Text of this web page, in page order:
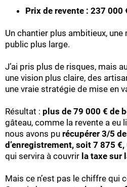
Prix de revente : 237 000
Un chantier plus ambitieux,
public plus large.
J’ai pris plus de risques, mais
une vision plus claire, des
une vraie stratégie de mise en
Résultat : plus de 79 000 € de
gâteau, comme la revente a eu
nous avons pu récupérer 3/5
d’enregistrement, soit 7 875 €,
qui servira à couvrir la taxe sur
Mais ce n’est pas le chiffre qui